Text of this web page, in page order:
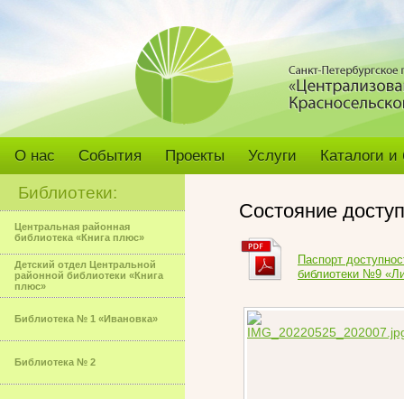
О нас События Проекты Услуги Каталоги
Библиотеки:
Центральная районная
библиотека «Книга плюс»
Детский отдел Центральной
районной библиотеки «Книга
плюс»
Библиотека № 1 «Ивановка»
Библиотека № 2
Состояние
Паспорт
библиотеки №9